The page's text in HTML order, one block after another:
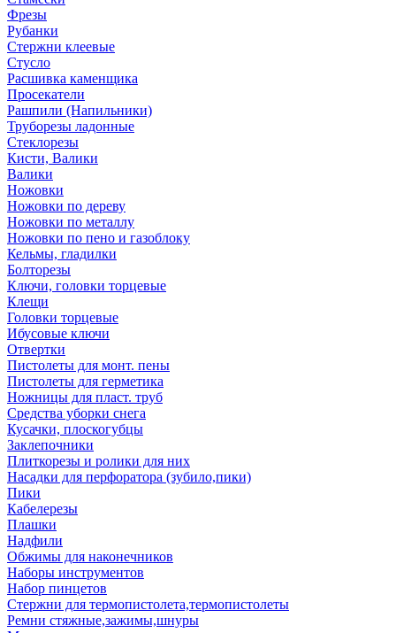
Фрезы
Рубанки
Стержни клеевые
Стусло
Расшивка каменщика
Просекатели
Рашпили (Напильники)
Труборезы ладонные
Стеклорезы
Кисти, Валики
Валики
Ножовки
Ножовки по дереву
Ножовки по металлу
Ножовки по пено и газоблоку
Кельмы, гладилки
Болторезы
Ключи, головки торцевые
Клещи
Головки торцевые
Ибусовые ключи
Отвертки
Пистолеты для монт. пены
Пистолеты для герметика
Ножницы для пласт. труб
Средства уборки снега
Кусачки, плоскогубцы
Заклепочники
Плиткорезы и ролики для них
Насадки для перфоратора (зубило,пики)
Пики
Кабелерезы
Плашки
Надфили
Обжимы для наконечников
Наборы инструментов
Набор пинцетов
Стержни для термопистолета,термопистолеты
Ремни стяжные,зажимы,шнуры